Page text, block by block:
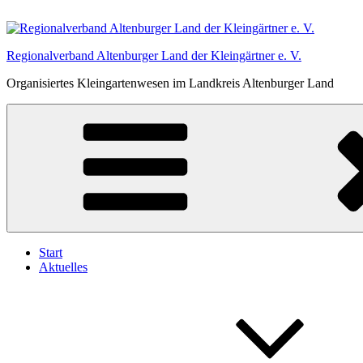
Inhalt
Regionalverband Altenburger Land der Kleingärtner e. V.
Organisiertes Kleingartenwesen im Landkreis Altenburger Land
Start
Aktuelles